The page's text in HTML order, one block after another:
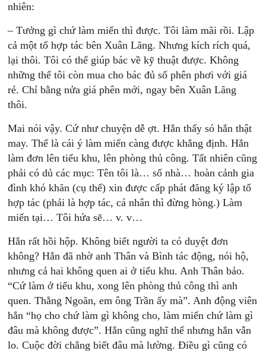
nhiên:
– Tưởng gì chứ làm miến thì được. Tôi làm mãi rồi. Lập
cả một tổ hợp tác bên Xuân Lãng. Nhưng kích rích quá,
lại thôi. Tôi có thể giúp bác về kỹ thuật được. Không
những thế tôi còn mua cho bác đủ số phên phơi với giá
rẻ. Chỉ bằng nửa giá phên mới, ngay bên Xuân Lãng
thôi.
Mai nói vậy. Cứ như chuyện dễ ợt. Hắn thấy só hắn thật
may. Thế là cái ý làm miến càng được khẳng định. Hắn
làm đơn lên tiểu khu, lên phòng thủ công. Tất nhiên cũng
phải có dủ các mục: Tên tôi là… số nhà… hoàn cảnh gia
đình khó khăn (cụ thể) xin được cấp phát đăng ký lập tổ
hợp tác (phải là hợp tác, cá nhân thì đừng hòng.) Làm
miến tại… Tôi hứa sẽ… v. v…
Hắn rất hồi hộp. Không biết người ta có duyệt đơn
không? Hắn đã nhờ anh Thân và Bình tác động, nói hộ,
nhưng cả hai không quen ai ở tiểu khu. Anh Thân bảo.
“Cứ làm ở tiểu khu, xong lên phòng thủ công thì anh
quen. Thằng Ngoãn, em ông Trần ấy mà”. Anh động viên
hắn “họ cho chứ làm gì không cho, làm miến chứ làm gì
đâu mà không được”. Hắn cũng nghĩ thế nhưng hắn vẫn
lo. Cuộc đời chẳng biết đâu mà lường. Điều gì cũng có